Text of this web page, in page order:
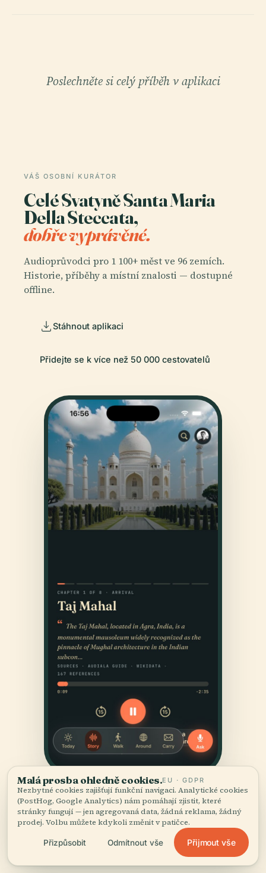
Poslechněte si celý příběh v aplikaci
VÁŠ OSOBNÍ KURÁTOR
Celé Svatyně Santa Maria
Della Steccata,
dobře vyprávěné.
Audioprůvodci pro 1 100+ měst ve 96 zemích.
Historie, příběhy a místní znalosti — dostupné
offline.
Stáhnout aplikaci
Přidejte se k více než 50 000 cestovatelů
Malá prosba ohledně cookies.EU · GDPR
Nezbytné cookies zajišťují funkční navigaci. Analytické cookies
(PostHog, Google Analytics) nám pomáhají zjistit, které
stránky fungují — jen agregovaná data, žádná reklama, žádný
prodej. Volbu můžete kdykoli změnit v patičce.
Přizpůsobit Odmítnout vše Přijmout vše